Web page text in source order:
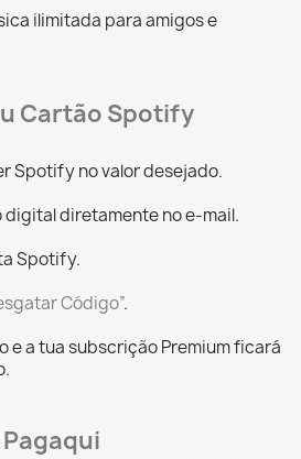
ilimitada para amigos e
Cartão Spotify
Spotify no valor desejado.
digital diretamente no e-mail.
Spotify.
Código”.
e a tua subscrição Premium ficará